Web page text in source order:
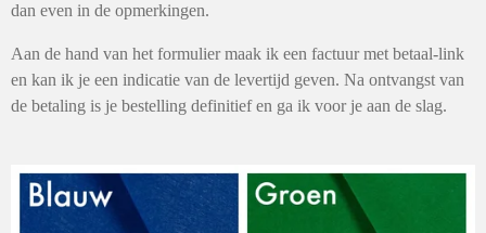
dan even in de opmerkingen.
Aan de hand van het formulier maak ik een factuur met betaal-link
en kan ik je een indicatie van de levertijd geven. Na ontvangst van
de betaling is je bestelling definitief en ga ik voor je aan de slag.